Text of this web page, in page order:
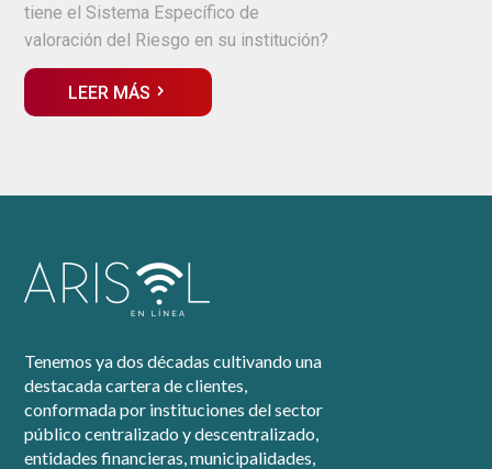
tiene el Sistema Específico de
valoración del Riesgo en su institución?
LEER MÁS
Tenemos ya dos décadas cultivando una
destacada cartera de clientes,
conformada por instituciones del sector
público centralizado y descentralizado,
entidades financieras, municipalidades,